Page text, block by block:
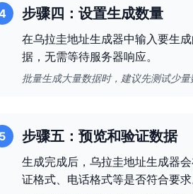
步骤四：设置生成数量
在乌拉圭地址生成器中输入要生
据，无需等待服务器响应。
批量生成大量数据时，建议先测试少量
5 步骤五：预览和验证数据
生成完成后，乌拉圭地址生成器
证格式、电话格式等是否符合要求